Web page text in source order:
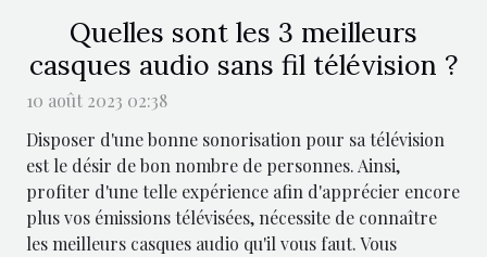
Quelles sont les 3 meilleurs
casques audio sans fil télévision ?
10 août 2023 02:38
Disposer d'une bonne sonorisation pour sa télévision
est le désir de bon nombre de personnes. Ainsi,
profiter d'une telle expérience afin d'apprécier encore
plus vos émissions télévisées, nécessite de connaître
les meilleurs casques audio qu'il vous faut. Vous